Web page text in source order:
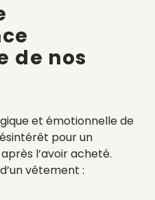
de nos
et émotionnelle de
pour un
l’avoir acheté.
vêtement :